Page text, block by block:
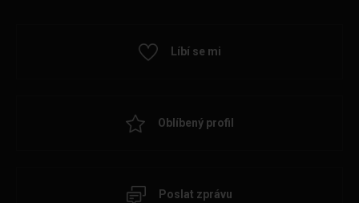
Líbí se mi
Oblíbený profil
Poslat zprávu